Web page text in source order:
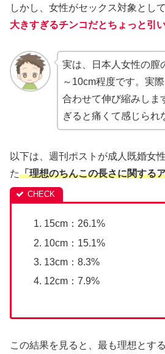
しかし、女性がセックス対象とし
大きすぎるチンコだとちょっと引
実は、日本人女性の膣
～10cm程度です。実
合わせて伸び縮みしま
ぎると痛くて感じられ
以下は、週刊ポストが成人既婚女
た「理想のちんこの長さに関する
15cm：26.1%
10cm：15.1%
13cm：8.3%
12cm：7.9%
この結果を見ると、最も理想とす